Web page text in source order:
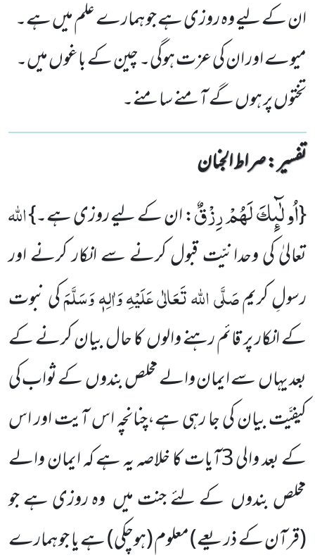
ان کے لیے وہ روزی ہے جو ہمارے علم میں ہے۔
میوے اور ان کی عزت ہوگی۔ چین کے باغوں میں۔
تختوں پر ہوں گے آمنے سامنے۔
تفسیر : ‎صراط الجنان
{اُولٰٓىٕكَ لَهُمْ رِزْقٌ: ان کے لیے روزی ہے۔}اللہ
تعالیٰ کی وحدانیّت قبول کرنے سے انکار کرنے اور
رسولِ کریمصَلَّی اللہ تَعَالٰی عَلَیْہِ وَاٰلِہٖ وَسَلَّمَکی نبوت
کے انکار پر قائم رہنے والوں کا حال بیان کرنے کے
بعد یہاں سے ایمان والے مخلص بندوں کے ثواب کی
کیفِیَّت بیان کی جا رہی ہے،چنانچہ اس آیت اور اس
کے بعد والی 3آیات کا خلاصہ یہ ہے کہ ایمان والے
مخلص بندوں کے لئے جنت میں وہ روزی ہے جو
(قرآن کے ذریعے) معلوم (ہوچکی) ہے یا جو ہمارے